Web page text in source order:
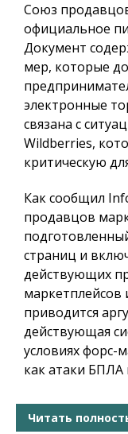
Союз
официальное
Документ
мер, которые
электронные
связана с
Wildberries,
критическую
Как сообщил
продавцов
страниц и
действующих
маркетплейсов
приводится
действующая
условиях форс-
как атаки БПЛА
Читать